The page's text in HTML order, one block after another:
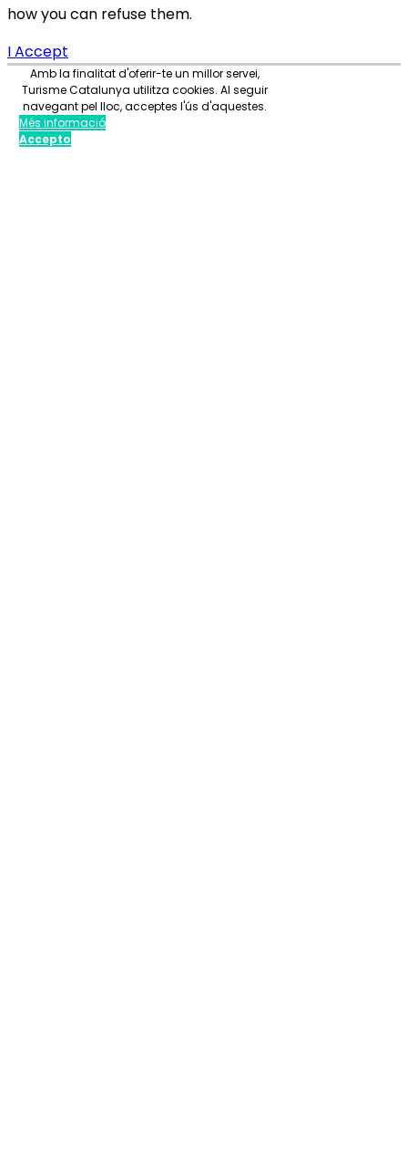
how you can refuse them.
I Accept
Amb la finalitat d'oferir-te un millor servei,
Turisme Catalunya utilitza cookies. Al seguir
navegant pel lloc, acceptes l'ús d'aquestes.
Més informació
Accepto